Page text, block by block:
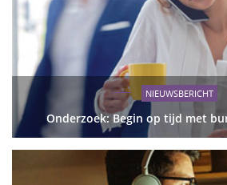
NIEUWSBERICHT
Onderzoek: Begin op tijd met